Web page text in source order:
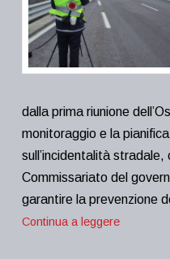
dalla prima riunione
monitoraggio e la
sull’incidentalità stradale,
Commissariato del
garantire la prevenzione
Continua a leggere